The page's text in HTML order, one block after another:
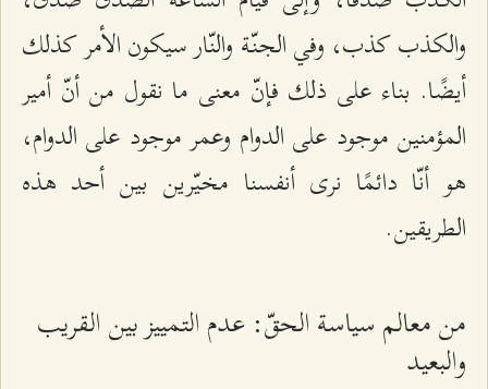
والكذب كذب، وفي الجنّة والنّار سيكون الأمر كذلك
أيضًا. بناء على ذلك فإنّ معنى ما نقول من أنّ أمير
المؤمنين موجود على الدوام وعمر موجود على الدوام،
هو أنّا دائمًا نرى أنفسنا مخيّرين بين أحد هذه
الطريقين.
من معالم سياسة الحقّ: عدم التمييز بين القريب
والبعيد